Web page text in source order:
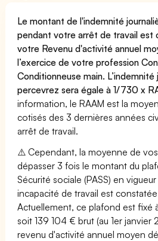
Le montant de l'indemnité
pendant votre arrêt de travail est
votre Revenu d'activité annuel
l’exercice de votre profession
Conditionneuse main.
percevrez sera égale à 1/730 x
information, le RAAM est la
cotisés des 3 dernières années
arrêt de travail.
⚠️ Cependant, la moyenne de
dépasser 3 fois le montant du
Sécurité sociale (PASS) en
incapacité de travail est
Actuellement, ce plafond est fixé
soit 139 104 € brut (au 1er
revenu d'activité annuel moyen